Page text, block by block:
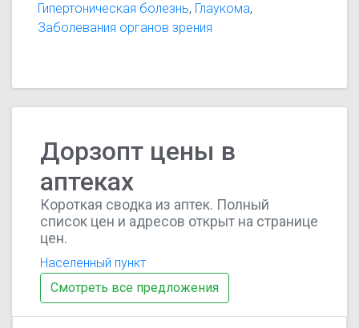
Гипертоническая болезнь, Глаукома,
Заболевания органов зрения
Дорзопт цены в
аптеках
Короткая сводка из аптек. Полный
список цен и адресов открыт на странице
цен.
Населенный пункт
Смотреть все предложения